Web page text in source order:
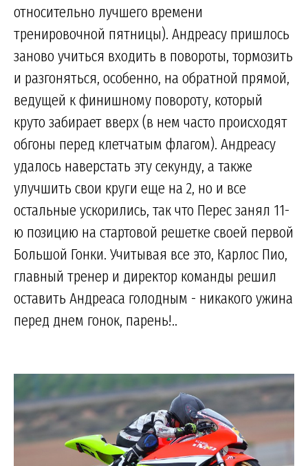
относительно лучшего времени
тренировочной пятницы). Андреасу пришлось
заново учиться входить в повороты, тормозить
и разгоняться, особенно, на обратной прямой,
ведущей к финишному повороту, который
круто забирает вверх (в нем часто происходят
обгоны перед клетчатым флагом). Андреасу
удалось наверстать эту секунду, а также
улучшить свои круги еще на 2, но и все
остальные ускорились, так что Перес занял 11-
ю позицию на стартовой решетке своей первой
Большой Гонки. Учитывая все это, Карлос Пио,
главный тренер и директор команды решил
оставить Андреаса голодным - никакого ужина
перед днем гонок, парень!..